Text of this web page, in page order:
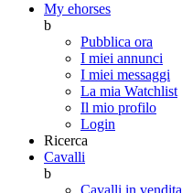
My ehorses
b
Pubblica ora
I miei annunci
I miei messaggi
La mia Watchlist
Il mio profilo
Login
Ricerca
Cavalli
b
Cavalli in vendita